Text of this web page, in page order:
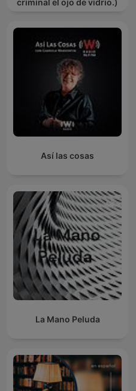
criminal el ojo de vidrio.)
Así las cosas
La Mano Peluda